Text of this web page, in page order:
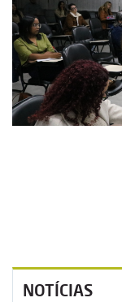
NOTÍCIAS